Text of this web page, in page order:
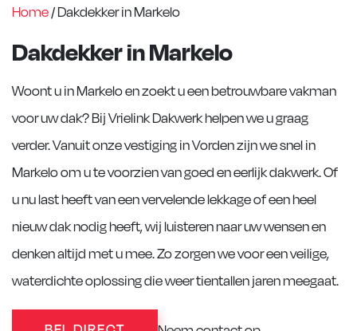
Home/Dakdekker in Markelo
Dakdekker in Markelo
Woont u in Markelo en zoekt u een betrouwbare vakman
voor uw dak? Bij Vrielink Dakwerk helpen we u graag
verder. Vanuit onze vestiging in Vorden zijn we snel in
Markelo om u te voorzien van goed en eerlijk dakwerk. Of
u nu last heeft van een vervelende lekkage of een heel
nieuw dak nodig heeft, wij luisteren naar uw wensen en
denken altijd met u mee. Zo zorgen we voor een veilige,
waterdichte oplossing die weer tientallen jaren meegaat.